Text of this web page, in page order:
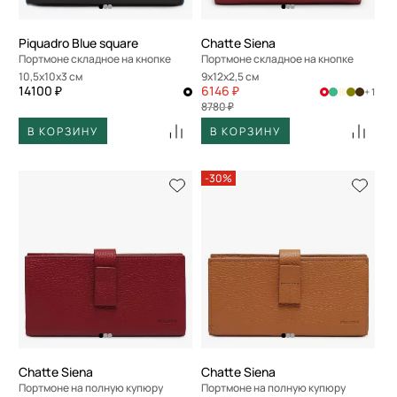
Piquadro Blue square
Портмоне складное на кнопке
10,5x10x3 см
14100 ₽
В КОРЗИНУ
Chatte Siena
Портмоне складное на кнопке
9x12x2,5 см
6146 ₽
8780 ₽
+ 1
В КОРЗИНУ
Chatte Siena
Портмоне на полную купюру
-30%
Chatte Siena
Портмоне на полную купюру